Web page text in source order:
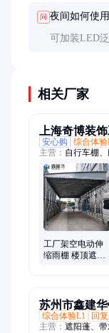
问 夜间如何使
可加装LED
相关厂家
上海奇博装
安心购
综合体验
主营： 自行车棚
蓬
工厂架空电动伸
缩雨棚 楼顶遮阳
苏州市鑫建
综合体验L1
回
主营： 遮阳蓬、